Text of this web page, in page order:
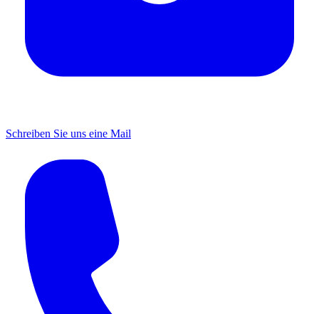
Schreiben Sie uns eine Mail